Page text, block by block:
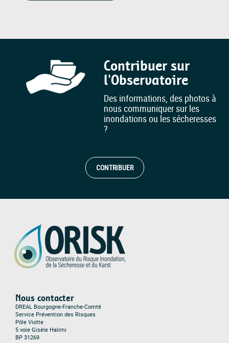
Contribuer sur
l'Observatoire
Des informations, des photos à
nous communiquer sur les
inondations ou les sécheresses
?
CONTRIBUER
Nous contacter
DREAL Bourgogne-Franche-Comté
Service Prévention des Risques
Pôle Viotte
5 voie Gisèle Halimi
BP 31269